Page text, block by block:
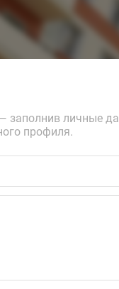
заполнив личные
профиля.